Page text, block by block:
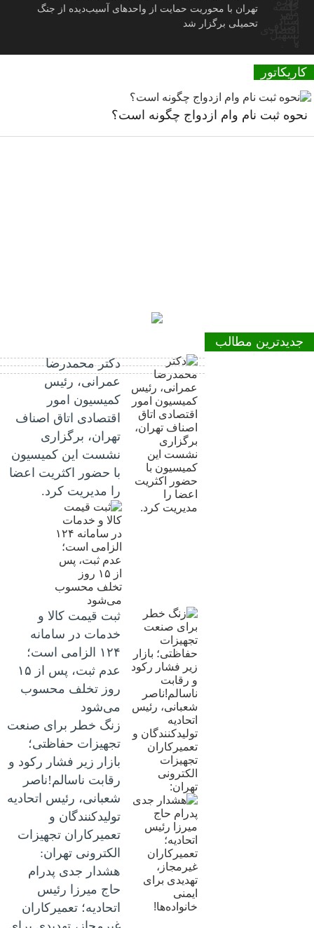
تهران با محوریت حمایت از واحدهای آسیب‌دیده از جنگ
تحمیلی برگزار شد
کاریکاتور
نحوه ثبت نام وام ازدواج چگونه است؟
جدیدترین مطالب
دکتر محمدرضا
عمرانی، رئیس
کمیسیون امور
اقتصادی اتاق اصناف
تهران، برگزاری
نشست این کمیسیون
با حضور اکثریت اعضا
را مدیریت کرد.
ثبت قیمت کالا و
خدمات در سامانه
۱۲۴ الزامی است؛
عدم ثبت، پس از ۱۵
روز تخلف محسوب
می‌شود
زنگ خطر برای صنعت
تجهیزات حفاظتی؛
بازار زیر فشار رکود و
رقابت ناسالم!ناصر
شعبانی، رئیس اتحادیه
تولیدکنندگان و
تعمیرکاران تجهیزات
الکترونی تهران:
هشدار جدی پدرام
حاج میرزا رئیس
اتحادیه؛ تعمیرکاران